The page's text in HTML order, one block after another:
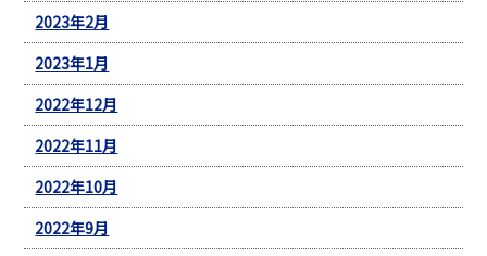
2023年2月
2023年1月
2022年12月
2022年11月
2022年10月
2022年9月